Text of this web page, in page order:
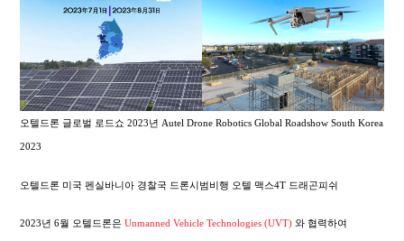
오텔드론 글로벌 로드쇼 2023년 Autel Drone Robotics Global Roadshow South Korea
2023
오텔드론 미국 펜실바니아 경찰국 드론시범비행 오텔 맥스4T 드래곤피쉬
2023년 6월 오텔드론은Unmanned Vehicle Technologies (UVT) 와 협력하여